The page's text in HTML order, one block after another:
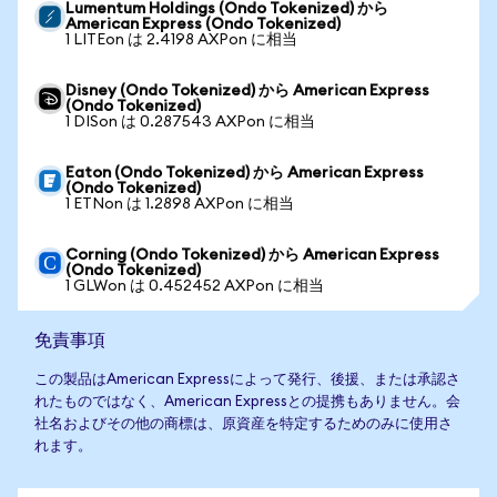
Lumentum Holdings (Ondo Tokenized) から
American Express (Ondo Tokenized)
1 LITEon は 2.4198 AXPon に相当
Disney (Ondo Tokenized) から American Express
(Ondo Tokenized)
1 DISon は 0.287543 AXPon に相当
Eaton (Ondo Tokenized) から American Express
(Ondo Tokenized)
1 ETNon は 1.2898 AXPon に相当
Corning (Ondo Tokenized) から American Express
(Ondo Tokenized)
1 GLWon は 0.452452 AXPon に相当
免責事項
この製品はAmerican Expressによって発行、後援、または承認さ
れたものではなく、American Expressとの提携もありません。会
社名およびその他の商標は、原資産を特定するためのみに使用さ
れます。